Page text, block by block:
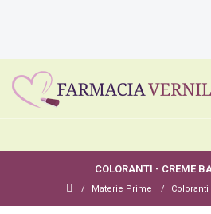
COLORANTI - CREME
Materie Prime Coloranti